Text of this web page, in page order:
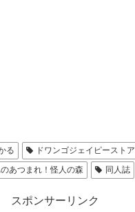
る
ドワンゴジェイピーストア
あつまれ！怪人の森
同人誌
スポンサーリンク